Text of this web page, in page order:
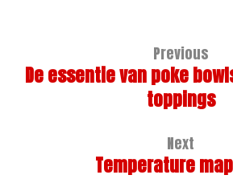
Previous
De essentie van poke
toppings
Next
Temperature